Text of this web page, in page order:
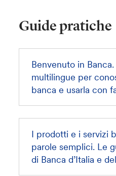
Guide pratiche
Benvenuto in
multilingue per
banca e usarla con
I prodotti e i servizi
parole semplici. Le
di Banca d’Italia e